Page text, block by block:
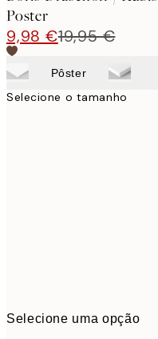
Poster
9,98 €19,95 €
Pôster
Selecione o tamanho
Selecione uma opção